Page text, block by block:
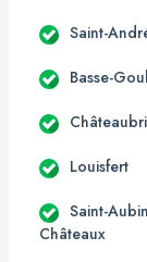
Saint-
Basse-
Louisfert
Saint-
Châteaux